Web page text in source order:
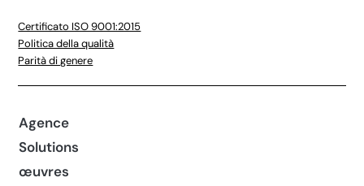
Certificato ISO 9001:2015
Politica della qualità
Parità di genere
Agence
Solutions
œuvres